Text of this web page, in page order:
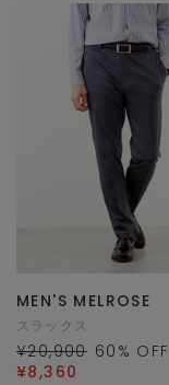
MEN'S MELROSE
スラックス
¥20,900 60 % OFF
¥8,360